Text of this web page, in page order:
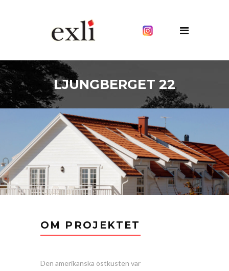
LJUNGBERGET 22
OM PROJEKTET
Den amerikanska östkusten var